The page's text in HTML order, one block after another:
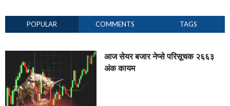
POPULAR COMMENTS TAGS
आज सेयर बजार नेप्से परिसूचक २६६३
अंक कायम